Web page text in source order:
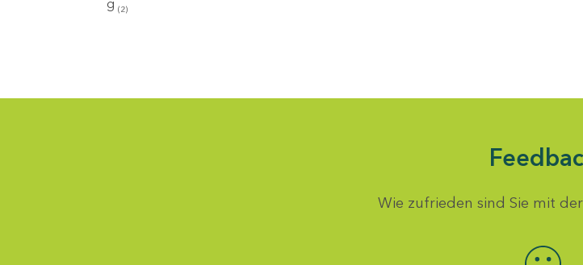
g (2)
Wie zufrieden sind Sie mit